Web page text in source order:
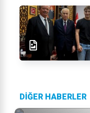
DİĞER HABERLER